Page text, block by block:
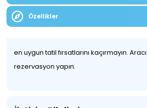
Özellikler
en uygun tatil fırsatlarını kaçırmayın.
rezervasyon yapın.